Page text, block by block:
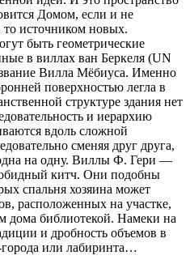
Домом, если и не
то источником новых.
быть геометрические
в виллах ван Беркеля (UN
Вилла Мёбиуса. Именно
поверхностью легла в
структуре здания нет
и иерархию
вдоль сложной
сменяя друг друга,
на одну. Виллы Ф. Гери —
китч. Они подобны
спальня хозяина может
расположенных на участке,
дома библиотекой. Намеки на
и дробность объемов в
или лабиринта…